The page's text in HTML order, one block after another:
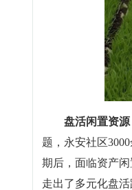
盘活闲置资源
题，永安社区
期后，面临资产
走出了多元化盘活